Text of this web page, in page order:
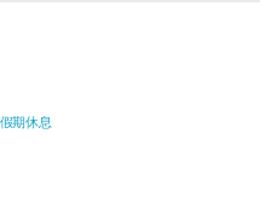
可按日常習慣，少量飲
帶藥物，完成空腹項目
幽門螺桿菌呼氣試驗、
提供翻譯服務。
面的繁體中文、簡體中
觸或不相符之處，應以
大廈北座 F2 層
期休息